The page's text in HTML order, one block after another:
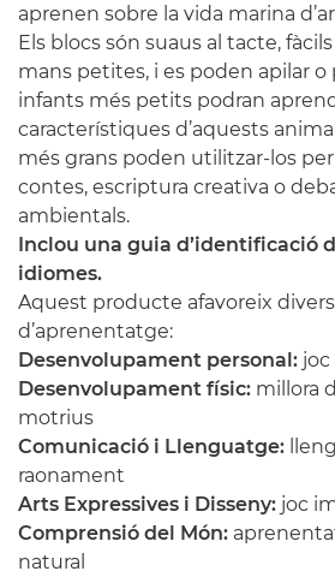
aprenen sobre la vida marina
Els blocs són suaus al tacte,
mans petites, i es poden apilar o
infants més petits podran
característiques d’aquests
més grans poden utilitzar-los per
contes, escriptura creativa o
ambientals.
Inclou una guia d’identificació
idiomes.
Aquest producte afavoreix
d’aprenentatge:
Desenvolupament personal: joc
Desenvolupament físic: millora
motrius
Comunicació i Llenguatge:
raonament
Arts Expressives i Disseny: joc
Comprensió del Món:
natural